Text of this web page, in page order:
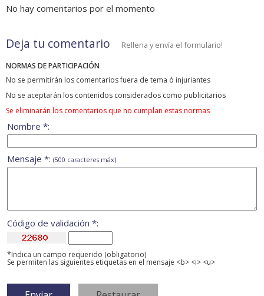
No hay comentarios por el momento
Deja tu comentario Rellena y envía el formulario!
NORMAS DE PARTICIPACIÓN
No se permitirán los comentarios fuera de tema ó injuriantes
No se aceptarán los contenidos considerados como publicitarios
Se eliminarán los comentarios que no cumplan estas normas
Nombre *:
Mensaje *: (500 caracteres máx)
Código de validación *:
*Indica un campo requerido (obligatorio)
Se permiten las siguientes etiquetas en el mensaje <b> <i> <u>